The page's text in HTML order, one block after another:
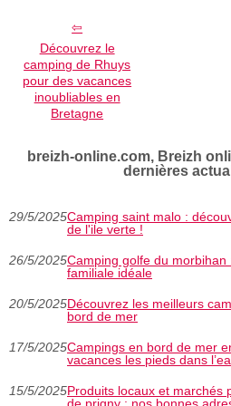
Découvrez le
camping de Rhuys
pour des vacances
inoubliables en
Bretagne
breizh-online.com, Breizh
dernières
29/5/2025Camping saint malo :
de l'ile verte !
26/5/2025Camping golfe du morbihan
familiale idéale
20/5/2025Découvrez les meilleurs
bord de mer
17/5/2025Campings en bord de mer
vacances les pieds dans
15/5/2025Produits locaux et marchés